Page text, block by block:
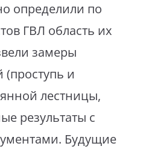
определили по
ГВЛ область их
замеры
(проступь и
лестницы,
результаты с
Будущие